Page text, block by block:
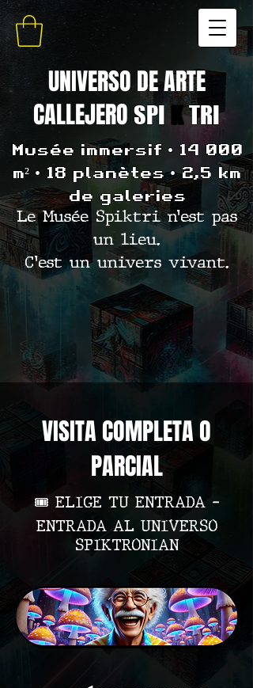
UNIVERSO DE ARTE
CALLEJERO SPI KTRI
Musée immersif • 14 000
m² • 18 planètes • 2,5 km
de galeries
Le Musée Spiktri n’est pas
un lieu.
C’est un univers vivant.
VISITA COMPLETA O
PARCIAL
🎟️ ELIGE TU ENTRADA –
ENTRADA AL UNIVERSO
SPIKTRONIAN